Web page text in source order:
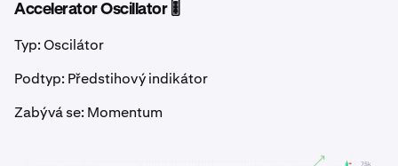
Accelerator Oscillator 🎚️
Typ: Oscilátor
Podtyp: Předstihový indikátor
Zabývá se: Momentum